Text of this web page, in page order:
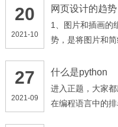
的内容分享到各
而增加网站的访问
20
2021-10
网页设计的趋势
1、图片和插画的
势，是将图片和
27
2021-09
什么是python
进入正题，大家
在编程语言中的